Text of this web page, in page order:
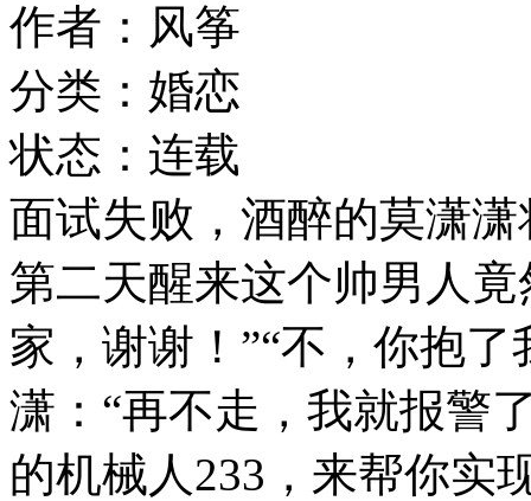
作者：风筝
分类：婚恋
状态：连载
面试失败，酒醉的莫潇
第二天醒来这个帅男人
家，谢谢！”“不，你抱
潇：“再不走，我就报警
的机械人233，来帮你实